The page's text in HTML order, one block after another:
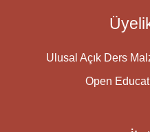
Ulusal Açık Ders
Open